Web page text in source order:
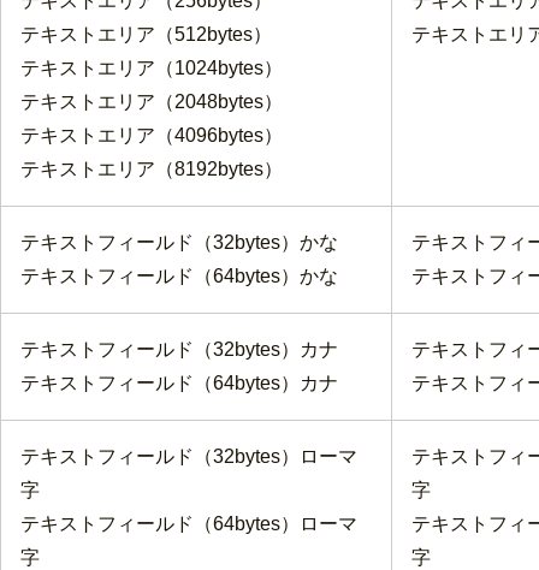
テキストエリア（512bytes）
テキストエリア（1024bytes）
テキストエリア（2048bytes）
テキストエリア（4096bytes）
テキストエリア（8192bytes）
テキストエリ
テキストフィールド（32bytes）かな
テキストフィールド（64bytes）かな
テキストフィ
テキストフィ
テキストフィールド（32bytes）カナ
テキストフィールド（64bytes）カナ
テキストフィ
テキストフィ
テキストフィールド（32bytes）ローマ
字
テキストフィールド（64bytes）ローマ
字
テキストフィ
字
テキストフィ
字